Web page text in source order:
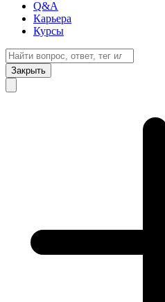
Q&A
Карьера
Курсы
Закрыть